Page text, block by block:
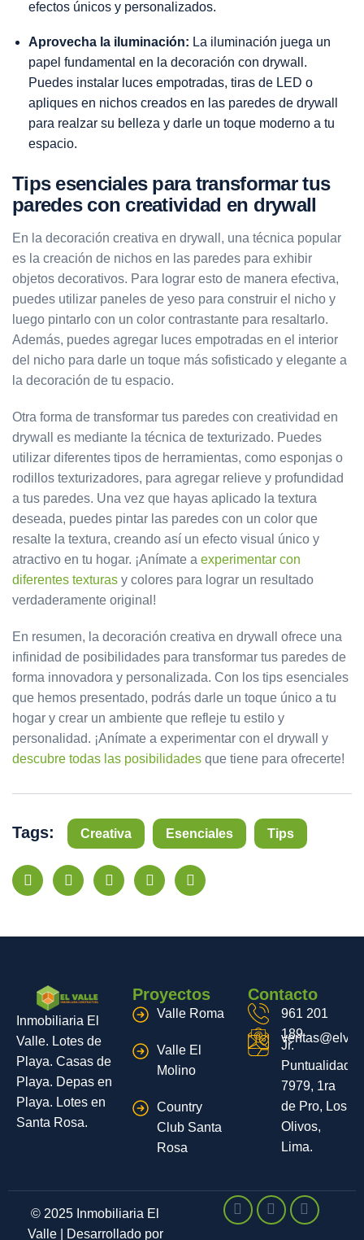
efectos únicos y personalizados.
Aprovecha la iluminación: La iluminación juega un
papel fundamental en la decoración con drywall.
Puedes instalar luces empotradas, tiras de LED o
apliques en nichos creados en las paredes de drywall
para realzar su belleza y darle un toque moderno a tu
espacio.
Tips esenciales para transformar tus
paredes con creatividad en drywall
En la decoración creativa en drywall, una técnica popular
es la creación de nichos en las paredes para exhibir
objetos decorativos. Para lograr esto de manera efectiva,
puedes utilizar paneles de yeso para construir el nicho y
luego pintarlo con un color contrastante para resaltarlo.
Además, puedes agregar luces empotradas en el interior
del nicho para darle un toque más sofisticado y elegante a
la decoración de tu espacio.
Otra forma de transformar tus paredes con creatividad en
drywall es mediante la técnica de texturizado. Puedes
utilizar diferentes tipos de herramientas, como esponjas o
rodillos texturizadores, para agregar relieve y profundidad
a tus paredes. Una vez que hayas aplicado la textura
deseada, puedes pintar las paredes con un color que
resalte la textura, creando así un efecto visual único y
atractivo en tu hogar. ¡Anímate a experimentar con
diferentes texturas y colores para lograr un resultado
verdaderamente original!
En resumen, la decoración creativa en drywall ofrece una
infinidad de posibilidades para transformar tus paredes de
forma innovadora y personalizada. Con los tips esenciales
que hemos presentado, podrás darle un toque único a tu
hogar y crear un ambiente que refleje tu estilo y
personalidad. ¡Anímate a experimentar con el drywall y
descubre todas las posibilidades que tiene para ofrecerte!
Tags: Creativa Esenciales Tips
Inmobiliaria El
Valle. Lotes de
Playa. Casas de
Playa. Depas en
Playa. Lotes en
Santa Rosa.
Proyectos
Valle Roma
Valle El
Molino
Country
Club Santa
Rosa
Contacto
961 201
189
Jr.
Puntualidad
7979, 1ra
de Pro, Los
Olivos,
Lima.
© 2025 Inmobiliaria El
Valle | Desarrollado por